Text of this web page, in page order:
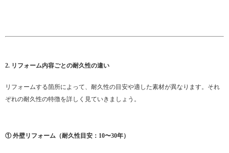
2. リフォーム内容ごとの耐久性の違い
リフォームする箇所によって、耐久性の目安や適した素材が異なります。それ
ぞれの耐久性の特徴を詳しく見ていきましょう。
① 外壁リフォーム（耐久性目安：10〜30年）